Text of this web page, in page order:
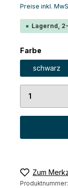
Preise inkl.
Lagernd,
Farbe
schwarz
Produkt
Zum
Produktnummer: